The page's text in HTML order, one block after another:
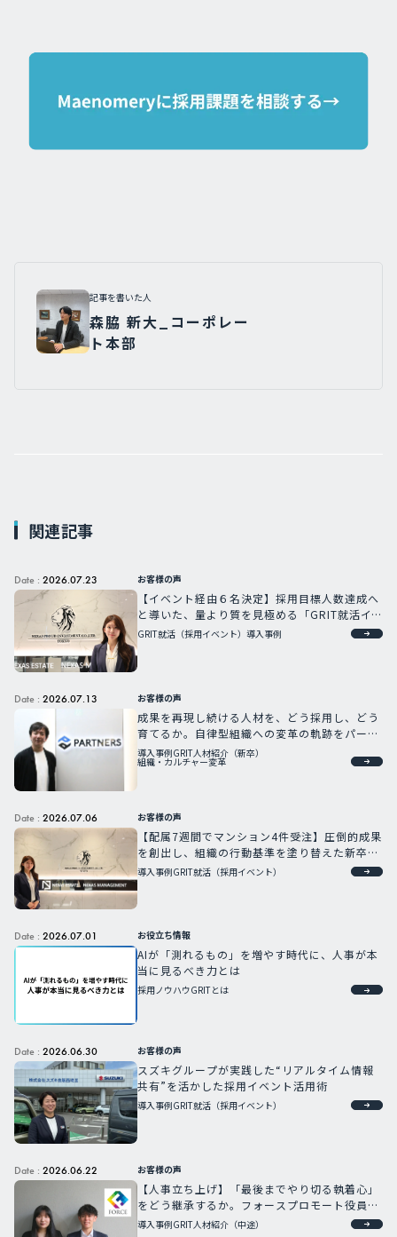
記事を書いた人
森脇 新大_コーポレー
ト本部
関連記事
Date : 2026.07.23 お客様の声
【イベント経由６名決定】採用目標人数達成へ
と導いた、量より質を見極める「GRIT就活イ
ベント」採用戦略
GRIT就活（採用イベント）導入事例
Date : 2026.07.13 お客様の声
成果を再現し続ける人材を、どう採用し、どう
育てるか。自律型組織への変革の軌跡をパート
ナーズCHROが語る
導入事例GRIT人材紹介（新卒）
組織・カルチャー変革
Date : 2026.07.06 お客様の声
【配属7週間でマンション4件受注】圧倒的成果
を創出し、組織の行動基準を塗り替えた新卒G
RIT人材
導入事例GRIT就活（採用イベント）
Date : 2026.07.01 お役立ち情報
AIが「測れるもの」を増やす時代に、人事が本
当に見るべき力とは
採用ノウハウGRITとは
Date : 2026.06.30 お客様の声
スズキグループが実践した“リアルタイム情報
共有”を活かした採用イベント活用術
導入事例GRIT就活（採用イベント）
Date : 2026.06.22 お客様の声
【人事立ち上げ】「最後までやり切る執着心」
をどう継承するか。フォースプロモート役員が
語る次世代育成への強い想い
導入事例GRIT人材紹介（中途）